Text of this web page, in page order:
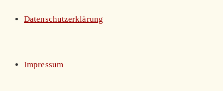
Datenschutzerklärung
Impressum